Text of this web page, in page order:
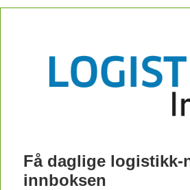
Få daglige logistikk-
innboksen